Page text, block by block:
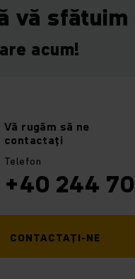
vă sfătuim
acum!
Vă rugăm să ne
contactați
Telefon
+40 244
CONTACTAȚI-NE